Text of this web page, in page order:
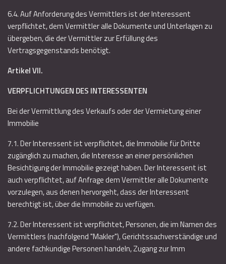
6.4. Auf Anforderung des Vermittlers ist der Interessent
verpflichtet, dem Vermittler alle Dokumente und Unterlagen zu
übergeben, die der Vermittler zur Erfüllung des
Vertragsgegenstands benötigt.
Artikel VII.
VERPFLICHTUNGEN DES INTERESSENTEN
Bei der Vermittlung des Verkaufs oder der Vermietung einer
Immobilie
7.1. Der Interessent ist verpflichtet, die Immobilie für Dritte
zugänglich zu machen, die Interesse an einer persönlichen
Besichtigung der Immobilie gezeigt haben. Der Interessent ist
auch verpflichtet, auf Anfrage dem Vermittler alle Dokumente
vorzulegen, aus denen hervorgeht, dass der Interessent
berechtigt ist, über die Immobilie zu verfügen.
7.2. Der Interessent ist verpflichtet, Personen, die im Namen des
Vermittlers (nachfolgend "Makler"), Gerichtssachverständige und
andere fachkundige Personen handeln, Zugang zur Imm